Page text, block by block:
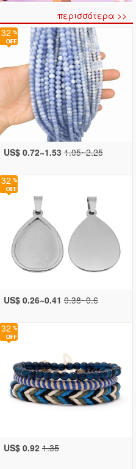
περισσότερα >>
32
US$ 0.72~1.53 1.05~2.25
32
US$ 0.26~0.41 0.38~0.6
32
US$ 0.92 1.35